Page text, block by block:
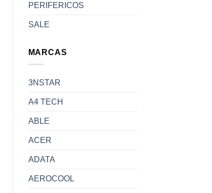
PERIFERICOS
SALE
MARCAS
3NSTAR
A4 TECH
ABLE
ACER
ADATA
AEROCOOL